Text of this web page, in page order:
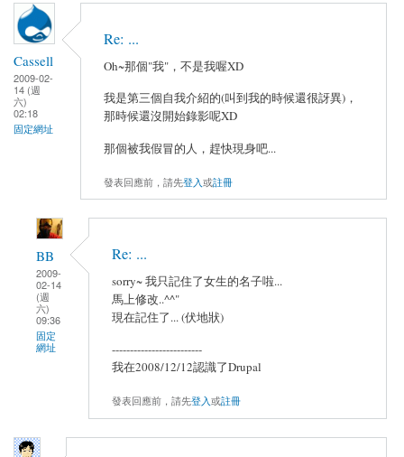
Cassell
2009-02-
14 (週
六)
02:18
固定網址
Re: ...
Oh~那個"我"，不是我喔XD
我是第三個自我介紹的(叫到我的時候還很訝異)，
那時候還沒開始錄影呢XD
那個被我假冒的人，趕快現身吧...
發表回應前，請先登入或註冊
BB
2009-
02-14
(週
六)
09:36
固定
網址
Re: ...
sorry~ 我只記住了女生的名子啦...
馬上修改..^^"
現在記住了... (伏地狀)
-------------------------
我在2008/12/12認識了Drupal
發表回應前，請先登入或註冊